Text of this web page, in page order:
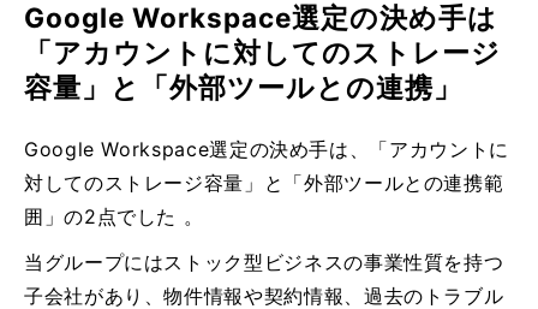
Google Workspace選定の決め手は
「アカウントに対してのストレージ
容量」と「外部ツールとの連携」
Google Workspace選定の決め手は、「アカウントに
対してのストレージ容量」と「外部ツールとの連携範
囲」の2点でした 。
当グループにはストック型ビジネスの事業性質を持つ
子会社があり、物件情報や契約情報、過去のトラブル